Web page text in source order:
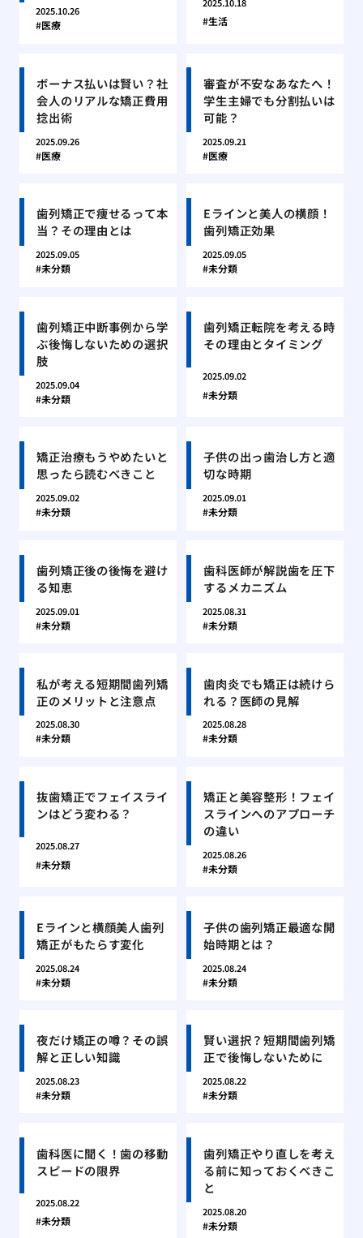
2025.10.26
医療
2025.10.18
生活
ボーナス払いは賢い？社
会人のリアルな矯正費用
捻出術
2025.09.26
医療
審査が不安なあなたへ！
学生主婦でも分割払いは
可能？
2025.09.21
医療
歯列矯正で痩せるって本
当？その理由とは
2025.09.05
未分類
Eラインと美人の横顔！
歯列矯正効果
2025.09.05
未分類
歯列矯正中断事例から学
ぶ後悔しないための選択
肢
2025.09.04
未分類
歯列矯正転院を考える時
その理由とタイミング
2025.09.02
未分類
矯正治療もうやめたいと
思ったら読むべきこと
2025.09.02
未分類
子供の出っ歯治し方と適
切な時期
2025.09.01
未分類
歯列矯正後の後悔を避け
る知恵
2025.09.01
未分類
歯科医師が解説歯を圧下
するメカニズム
2025.08.31
未分類
私が考える短期間歯列矯
正のメリットと注意点
2025.08.30
未分類
歯肉炎でも矯正は続けら
れる？医師の見解
2025.08.28
未分類
抜歯矯正でフェイスライ
ンはどう変わる？
2025.08.27
未分類
矯正と美容整形！フェイ
スラインへのアプローチ
の違い
2025.08.26
未分類
Eラインと横顔美人歯列
矯正がもたらす変化
2025.08.24
未分類
子供の歯列矯正最適な開
始時期とは？
2025.08.24
未分類
夜だけ矯正の噂？その誤
解と正しい知識
2025.08.23
未分類
賢い選択？短期間歯列矯
正で後悔しないために
2025.08.22
未分類
歯科医に聞く！歯の移動
スピードの限界
2025.08.22
未分類
歯列矯正やり直しを考え
る前に知っておくべきこ
と
2025.08.20
未分類